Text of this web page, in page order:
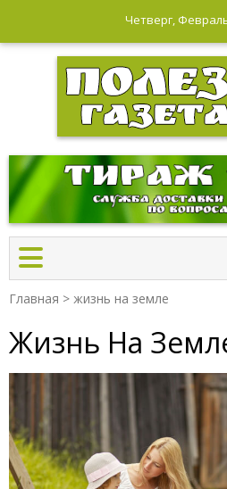
Четверг,
Главная > жизнь на земле
Жизнь На